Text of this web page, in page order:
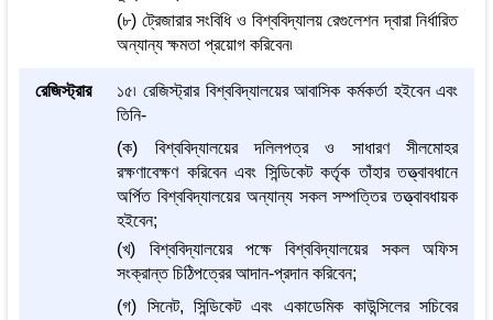
(৮) ট্রেজারার সংবিধি ও বিশ্ববিদ্যালয় রেগুলেশন দ্বারা নির্ধারিত
অন্যান্য ক্ষমতা প্রয়োগ করিবেন৷
রেজিস্ট্রার
১৫৷ রেজিস্ট্রার বিশ্ববিদ্যালয়ের আবাসিক কর্মকর্তা হইবেন এবং
তিনি-
(ক) বিশ্ববিদ্যালয়ের দলিলপত্র ও সাধারণ সীলমোহর
রক্ষণাবেক্ষণ করিবেন এবং সিন্ডিকেট কর্তৃক তাঁহার তত্ত্বাবধানে
অর্পিত বিশ্ববিদ্যালয়ের অন্যান্য সকল সম্পত্তির তত্ত্বাবধায়ক
হইবেন;
(খ) বিশ্ববিদ্যালয়ের পক্ষে বিশ্ববিদ্যালয়ের সকল অফিস
সংক্রান্ত চিঠিপত্রের আদান-প্রদান করিবেন;
(গ) সিনেট, সিন্ডিকেট এবং একাডেমিক কাউন্সিলের সচিবের